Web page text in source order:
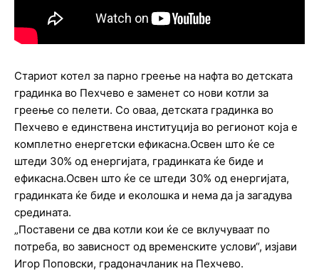
Стариот котел за парно греење на нафта во детската
градинка во Пехчево е заменет со нови котли за
греење со пелети. Со оваа, детската градинка во
Пехчево е единствена институција во регионот која е
комплетно енергетски ефикасна.Освен што ќе се
штеди 30% од енергијата, градинката ќе биде и
ефикасна.Освен што ќе се штеди 30% од енергијата,
градинката ќе биде и еколошка и нема да ја загадува
средината.
„Поставени се два котли кои ќе се вклучуваат по
потреба, во зависност од временските услови“, изјави
Игор Поповски, градоначланик на Пехчево.